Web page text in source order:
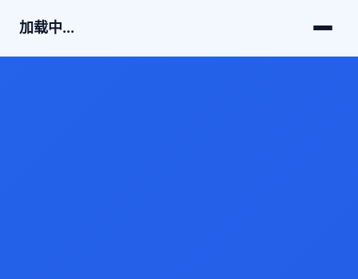
加载中...